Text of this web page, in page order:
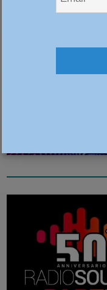
è tutto pronto per la